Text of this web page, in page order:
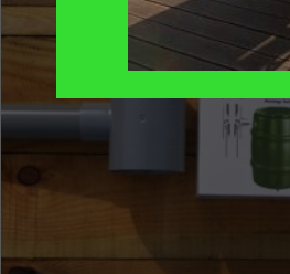
TOEVOEGEN
VERLANGLIJST